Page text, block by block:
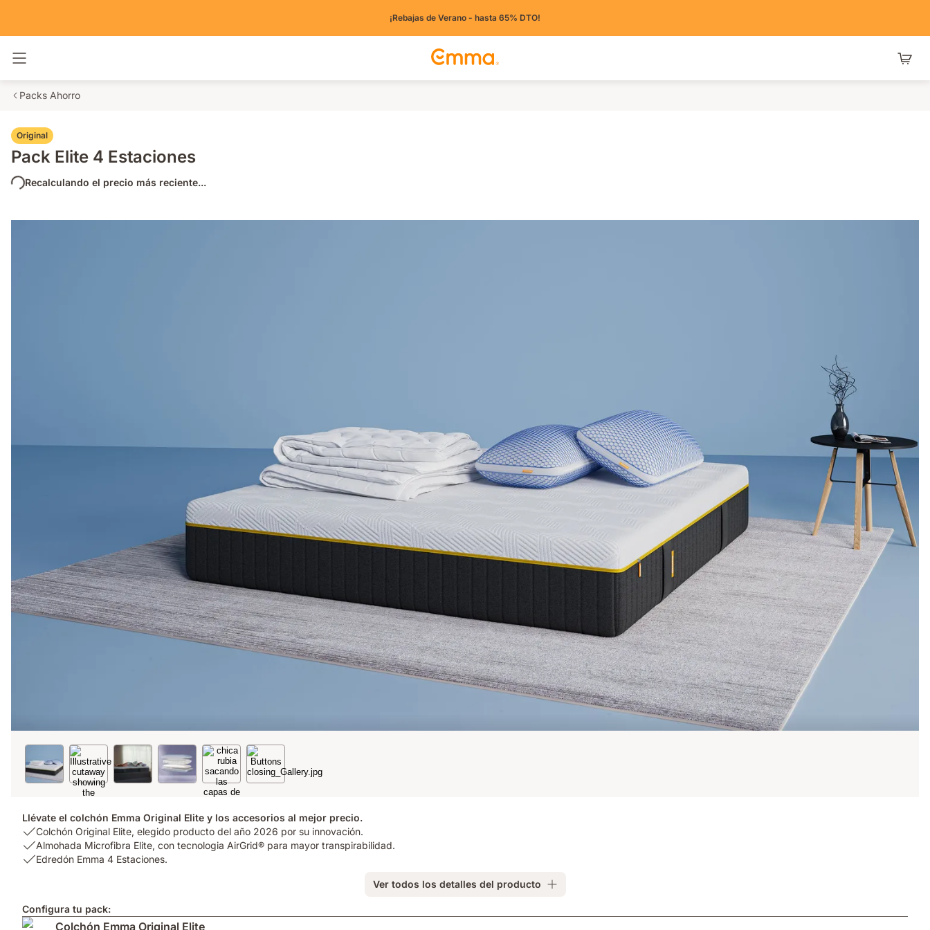
¡Rebajas de Verano - hasta 65% DTO!
Packs Ahorro
Original
Pack Elite 4 Estaciones
Recalculando el precio más reciente...
Llévate el colchón Emma Original Elite y los accesorios al mejor precio.
USP
1:
Colchón
producto
del
Colchón Original Elite, elegido producto del año 2026 por su innovación.
USP
2:
con
tecnologia
Almohada Microfibra Elite, con tecnologia AirGrid® para mayor transpirabilidad.
USP
4
Estaciones.
Edredón Emma 4 Estaciones.
Ver todos los detalles del producto
Configura tu pack:
Colchón Emma Original Elite